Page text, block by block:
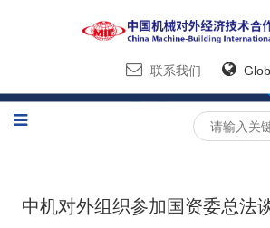
联系我们
中机对外组织参加国资委总法